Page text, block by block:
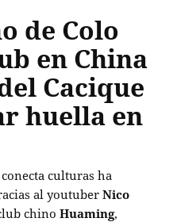
de Colo
en China
Cacique
huella en
culturas ha
al youtuberNico
chinoHuaming,